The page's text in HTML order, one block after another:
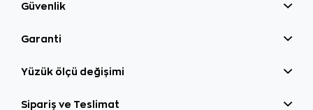
Güvenlik
Garanti
Yüzük ölçü değişimi
Sipariş ve Teslimat